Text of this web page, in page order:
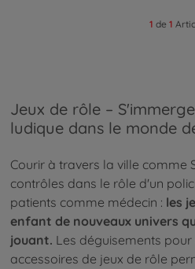
1 de 1
Jeux de rôle –
ludique dans le monde
Courir à travers la ville comme
contrôles dans le rôle d'un
patients comme médecin : les
enfant de nouveaux univers
jouant. Les déguisements
accessoires de jeux de rôle